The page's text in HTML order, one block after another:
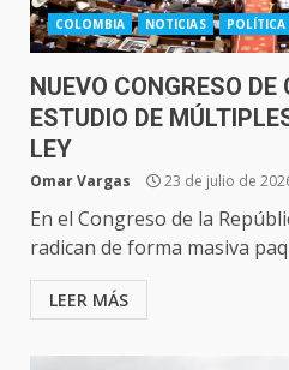
COLOMBIA NOTICIAS POLÍTICA
NUEVO CONGRESO
ESTUDIO DE
LEY
Omar Vargas 23 de julio de
En el Congreso de la
radican de forma masiva
LEER MÁS